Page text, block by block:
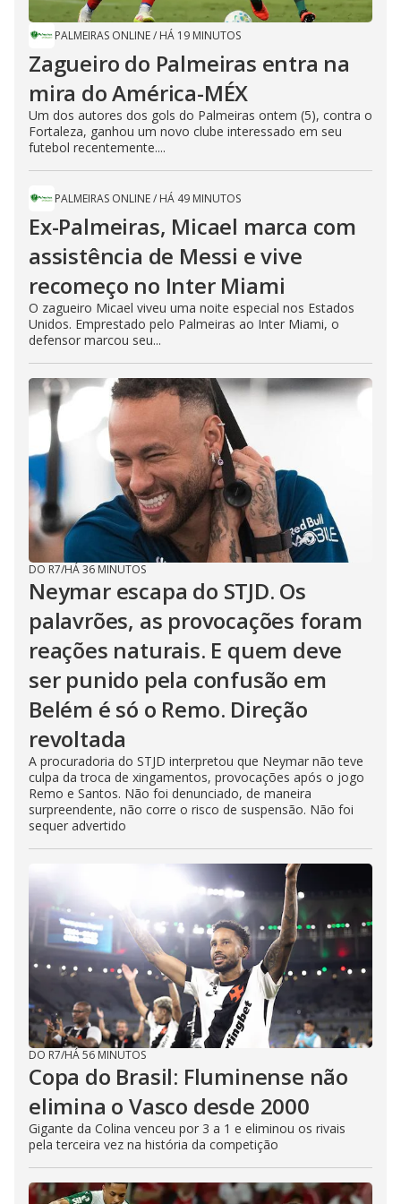
PALMEIRAS ONLINE/ HÁ 19 MINUTOS
Zagueiro do Palmeiras entra na
mira do América-MÉX
Um dos autores dos gols do Palmeiras ontem (5), contra o
Fortaleza, ganhou um novo clube interessado em seu
futebol recentemente....
PALMEIRAS ONLINE/ HÁ 49 MINUTOS
Ex-Palmeiras, Micael marca com
assistência de Messi e vive
recomeço no Inter Miami
O zagueiro Micael viveu uma noite especial nos Estados
Unidos. Emprestado pelo Palmeiras ao Inter Miami, o
defensor marcou seu...
DO R7/HÁ 36 MINUTOS
Neymar escapa do STJD. Os
palavrões, as provocações foram
reações naturais. E quem deve
ser punido pela confusão em
Belém é só o Remo. Direção
revoltada
A procuradoria do STJD interpretou que Neymar não teve
culpa da troca de xingamentos, provocações após o jogo
Remo e Santos. Não foi denunciado, de maneira
surpreendente, não corre o risco de suspensão. Não foi
sequer advertido
DO R7/HÁ 56 MINUTOS
Copa do Brasil: Fluminense não
elimina o Vasco desde 2000
Gigante da Colina venceu por 3 a 1 e eliminou os rivais
pela terceira vez na história da competição